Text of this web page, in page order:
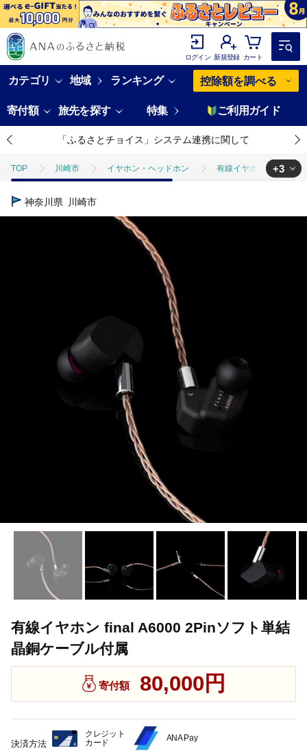
ログイン 新規登録 カート
カテゴリ 地域 ランキング 控除額を調べる
寄付額 旅先を探す 特集 ご利用ガイド
「ふるさとチョイス」システム連携に関して
TOP 川崎市 イヤホン・ヘッドホン 有線イヤホン 有
TOP
TV・オーディオ・カメラ
その他家電
+3
神奈川県 川崎市
有線イヤホン final A6000 2Pinソフト単結
晶銅ケーブル付属
寄付額 80,000円
決済方法
クレジット
カード
ANA Pay